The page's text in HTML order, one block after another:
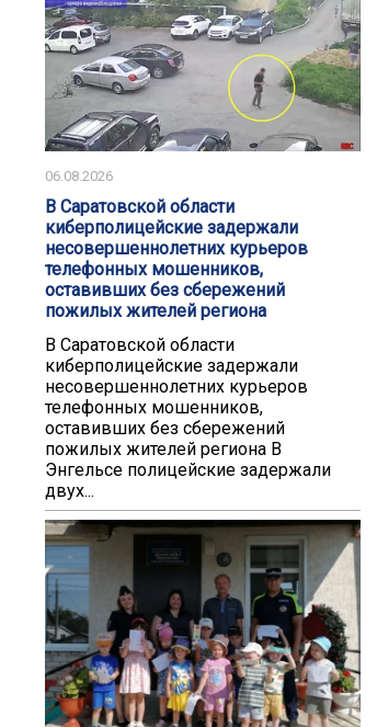
06.08.2026
В Саратовской области
киберполицейские задержали
несовершеннолетних курьеров
телефонных мошенников,
оставивших без сбережений
пожилых жителей региона
В Саратовской области
киберполицейские задержали
несовершеннолетних курьеров
телефонных мошенников,
оставивших без сбережений
пожилых жителей региона В
Энгельсе полицейские задержали
двух...